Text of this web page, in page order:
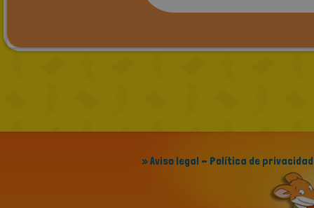
» Aviso legal - Política de privacidad